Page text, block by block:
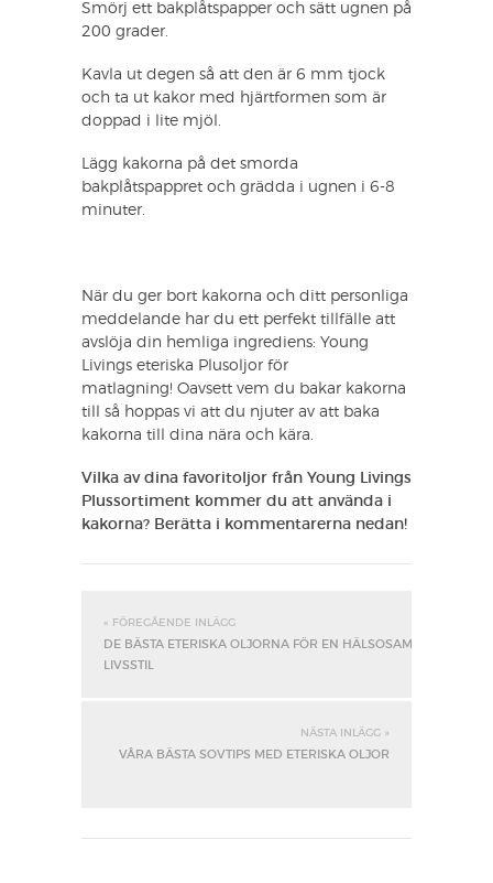
Smörj ett bakplåtspapper och sätt ugnen på
200 grader.
Kavla ut degen så att den är 6 mm tjock
och ta ut kakor med hjärtformen som är
doppad i lite mjöl.
Lägg kakorna på det smorda
bakplåtspappret och grädda i ugnen i 6-8
minuter.
När du ger bort kakorna och ditt personliga
meddelande har du ett perfekt tillfälle att
avslöja din hemliga ingrediens: Young
Livings eteriska Plusoljor för
matlagning! Oavsett vem du bakar kakorna
till så hoppas vi att du njuter av att baka
kakorna till dina nära och kära.
Vilka av dina favoritoljor från Young Livings
Plussortiment kommer du att använda i
kakorna? Berätta i kommentarerna nedan!
« FÖREGÅENDE INLÄGG
DE BÄSTA ETERISKA OLJORNA FÖR EN HÄLSOSAM
LIVSSTIL
NÄSTA INLÄGG »
VÅRA BÄSTA SOVTIPS MED ETERISKA OLJOR